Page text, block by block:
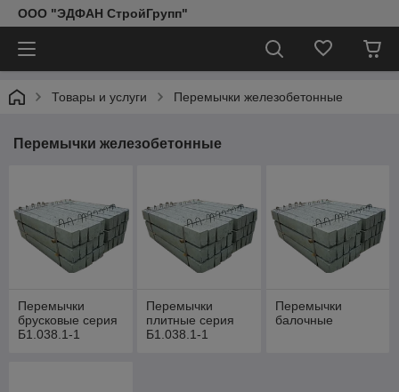
ООО "ЭДФАН СтройГрупп"
Товары и услуги Перемычки железобетонные
Перемычки железобетонные
Перемычки
брусковые серия
Б1.038.1-1
Перемычки
плитные серия
Б1.038.1-1
Перемычки
балочные